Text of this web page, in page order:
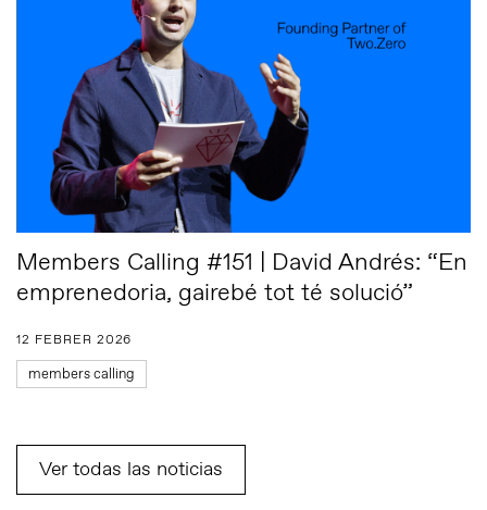
Members Calling #151 | David Andrés: “En
emprenedoria, gairebé tot té solució”
12 FEBRER 2026
members calling
Ver todas las noticias